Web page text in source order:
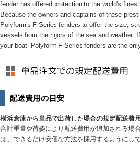
fender has offered protection to the world's
Because the owners and captains of these
Polyform’s F Series fenders to offer the size,
vessels from the rigors of the sea and weather.
your boat, Polyform F Series fenders are the
配送費用の目安
横浜倉庫から単品で出荷した場合の規定配送費
合計重量や荷姿により配送費用が追加される場
は、できるだけ安価な方法を採用するようにし